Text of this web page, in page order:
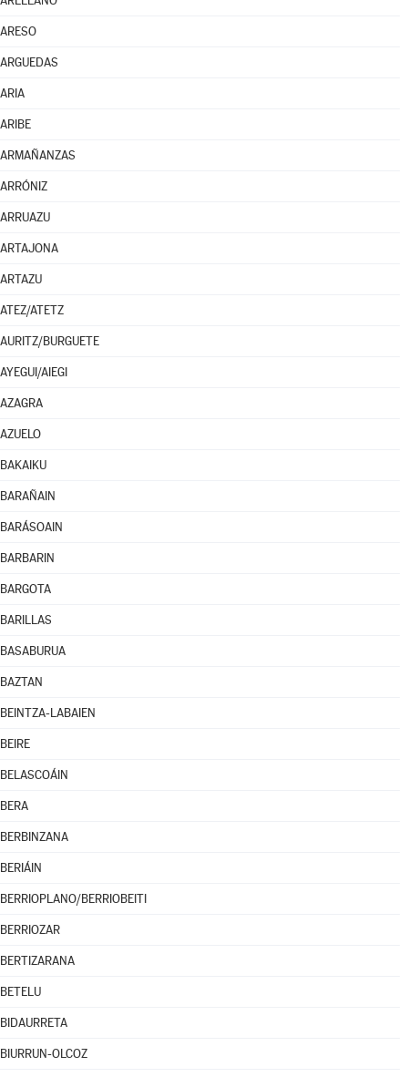
ARESO
ARGUEDAS
ARIA
ARIBE
ARMAÑANZAS
ARRÓNIZ
ARRUAZU
ARTAJONA
ARTAZU
ATEZ/ATETZ
AURITZ/BURGUETE
AYEGUI/AIEGI
AZAGRA
AZUELO
BAKAIKU
BARAÑAIN
BARÁSOAIN
BARBARIN
BARGOTA
BARILLAS
BASABURUA
BAZTAN
BEINTZA-LABAIEN
BEIRE
BELASCOÁIN
BERA
BERBINZANA
BERIÁIN
BERRIOPLANO/BERRIOBEITI
BERRIOZAR
BERTIZARANA
BETELU
BIDAURRETA
BIURRUN-OLCOZ